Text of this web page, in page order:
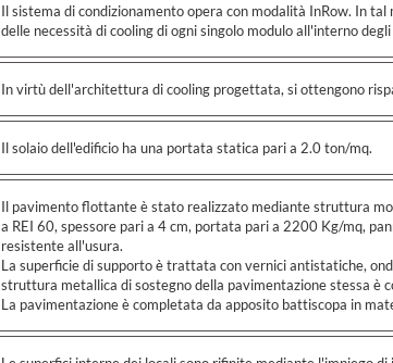
Il sistema di condizionamento opera con modalità InRow. In
delle necessità di cooling di ogni singolo modulo all'interno
In virtù dell'architettura di cooling progettata, si ottengono
Il solaio dell'edificio ha una portata statica pari a 2.0 ton/mq.
Il pavimento flottante è stato realizzato mediante struttura
a REI 60, spessore pari a 4 cm, portata pari a 2200 Kg/mq,
resistente all'usura.
La superficie di supporto è trattata con vernici antistatiche,
struttura metallica di sostegno della pavimentazione stessa è
La pavimentazione è completata da apposito battiscopa in